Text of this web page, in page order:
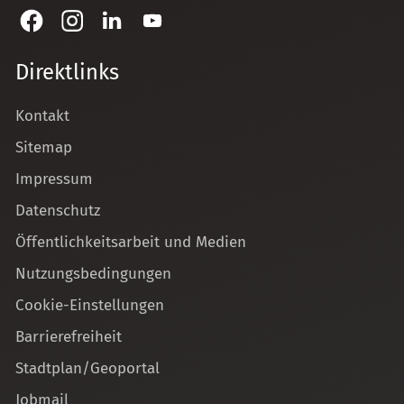
Direktlinks
Kontakt
Sitemap
Impressum
Datenschutz
Öffentlichkeitsarbeit und Medien
Nutzungsbedingungen
Cookie-Einstellungen
Barrierefreiheit
Stadtplan/Geoportal